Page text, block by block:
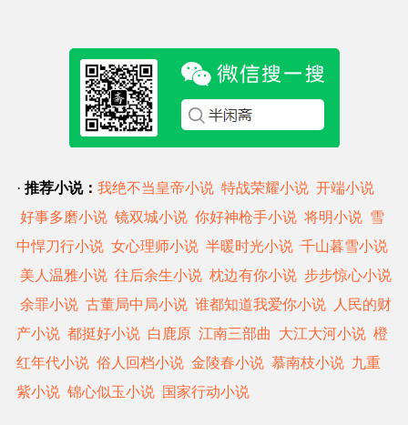
· 推荐小说： 我绝不当皇帝小说 特战荣耀小说 开端小说
好事多磨小说 镜双城小说 你好神枪手小说 将明小说 雪
中悍刀行小说 女心理师小说 半暖时光小说 千山暮雪小说
美人温雅小说 往后余生小说 枕边有你小说 步步惊心小说
余罪小说 古董局中局小说 谁都知道我爱你小说
人民的财
产小说 都挺好小说 白鹿原 江南三部曲 大江大河小说 橙
红年代小说 俗人回档小说 金陵春小说 慕南枝小说 九重
紫小说 锦心似玉小说 国家行动小说